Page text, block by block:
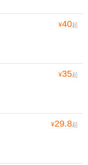
¥40起
¥35起
¥29.8起